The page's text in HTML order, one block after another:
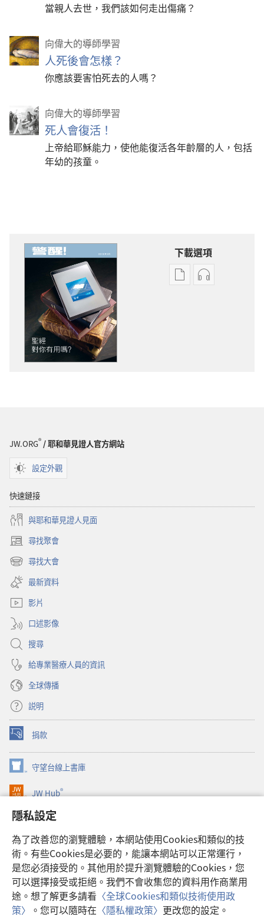
隱私設定
為了改善您的瀏覽體驗，本網站使用Cookies和類似的技
術。有些Cookies是必要的，能讓本網站可以正常運行，
是您必須接受的。其他用於提升瀏覽體驗的Cookies，您
可以選擇接受或拒絕。我們不會收集您的資料用作商業用
途。想了解更多請看 〈全球Cookies和類似技術使用政
策〉 。您可以隨時在 〈隱私權政策〉 更改您的設定。
當親人去世，我們該如何走出傷痛？
向偉大的導師學習
人死後會怎樣？
你應該要害怕死去的人嗎？
向偉大的導師學習
死人會復活！
上帝給耶穌能力，使他能復活各年齡層的人，包括
年幼的孩童。
下載選項
電
用
錄
JW.ORG® / 耶和華見證人官方網站
設定外觀
快速鏈接
與耶和華見證人見面
尋找聚會
（開
啟
新
視
窗）
尋找大會
（開
啟
新
視
窗）
最新資料
影片
口述影像
搜尋
給專業醫療人員的資訊
全球傳播
説明
捐款
（開
啟
新
視
窗）
守望台線上書庫
（開
啟
新
窗）
JW Hub®
（開
啟
新
視
窗）
JW Library®
Watchtower Library
Copyright© 2026 Watch Tower Bible and Tract Society of Pennsylvania.